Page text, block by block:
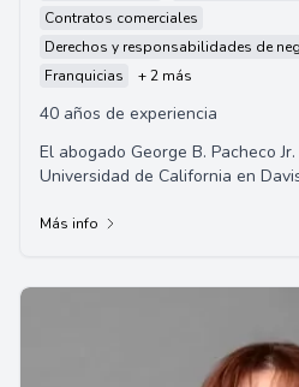
Contratos comerciales
Derechos y responsabilidades de
Franquicias
+ 2 más
40 años de experiencia
El abogado George B. Pacheco
Universidad de California en
Más info